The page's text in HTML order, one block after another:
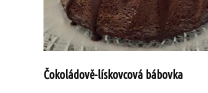
Čokoládově-lískovcová bábovka